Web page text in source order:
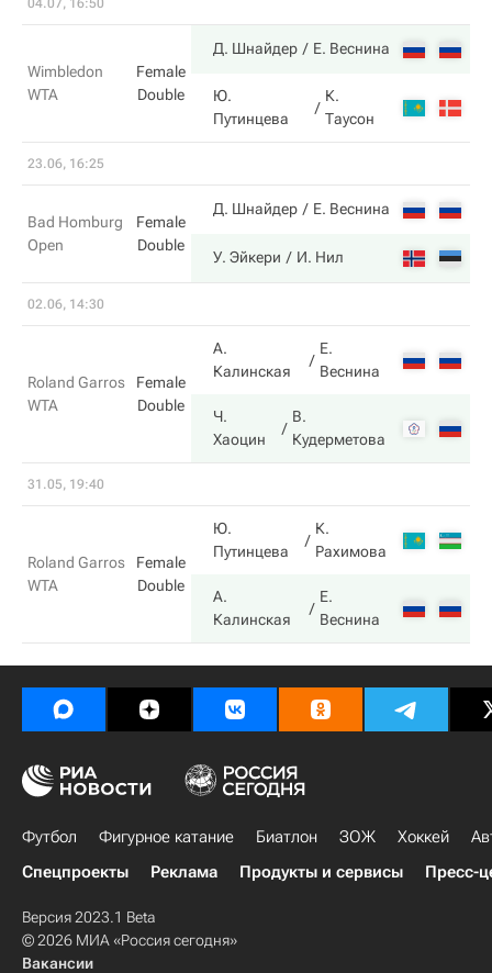
04.07, 16:50
Wimbledon
WTA
Female
Double
Д. Шнайдер Е. Веснина
Ю.
Путинцева
К.
Таусон
23.06, 16:25
Bad Homburg
Open
Female
Double
Д. Шнайдер Е. Веснина
У. Эйкери И. Нил
02.06, 14:30
Roland Garros
WTA
Female
Double
А.
Калинская
Е.
Веснина
Ч.
Хаоцин
В.
Кудерметова
31.05, 19:40
Roland Garros
WTA
Female
Double
Ю.
Путинцева
К.
Рахимова
А.
Калинская
Е.
Веснина
Футбол Фигурное катание Биатлон ЗОЖ Хоккей
Спецпроекты
Реклама Продукты и сервисы Пресс-
Версия 2023.1 Beta
© 2026 МИА «Россия сегодня»
Вакансии